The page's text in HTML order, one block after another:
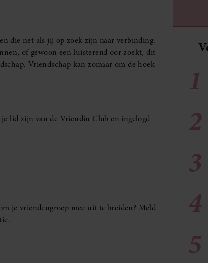
die net als jij op zoek zijn naar verbinding.
of gewoon een luisterend oor zoekt, dit
Vriendschap kan zomaar om de hoek
lid zijn van de Vriendin Club en ingelogd
je vriendengroep mee uit te breiden? Meld
1
2
3
4
5